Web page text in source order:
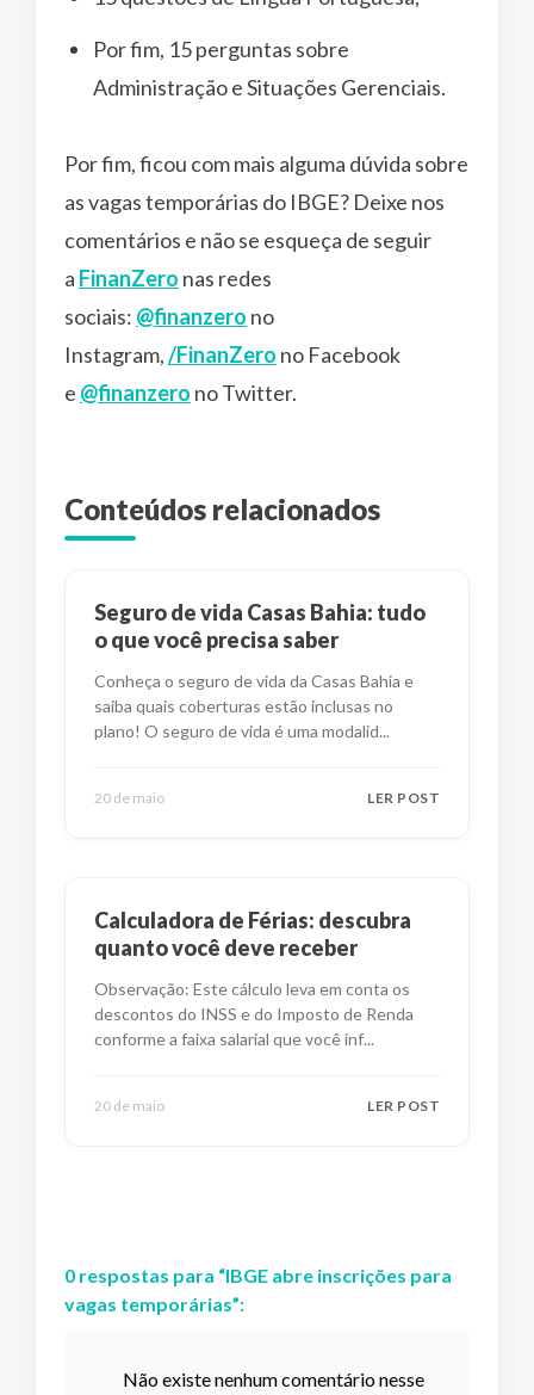
Por fim, 15 perguntas sobre
Administração e Situações Gerenciais.
Por fim, ficou com mais alguma dúvida sobre
as vagas temporárias do IBGE? Deixe nos
comentários e não se esqueça de seguir
a FinanZero nas redes
sociais: @finanzero no
Instagram,/FinanZero no Facebook
e @finanzero no Twitter.
Conteúdos relacionados
Seguro de vida Casas Bahia: tudo
o que você precisa saber
Conheça o seguro de vida da Casas Bahia e
saiba quais coberturas estão inclusas no
plano! O seguro de vida é uma modalid...
20 de maio LER POST
Calculadora de Férias: descubra
quanto você deve receber
Observação: Este cálculo leva em conta os
descontos do INSS e do Imposto de Renda
conforme a faixa salarial que você inf...
20 de maio LER POST
0 respostas para “IBGE abre inscrições para
vagas temporárias”:
Não existe nenhum comentário nesse